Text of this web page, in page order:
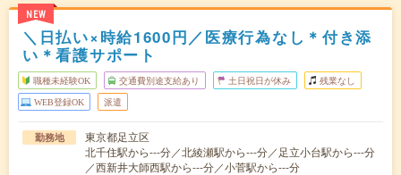
NEW
＼日払い×時給1600円／医療行為なし＊付き添
い＊看護サポート
職種未経験OK 交通費別途支給あり 土日祝日が休み 残業なし
WEB登録OK 派遣
勤務地
東京都足立区
北千住駅から---分／北綾瀬駅から---分／足立小台駅から---分
／西新井大師西駅から---分／小菅駅から---分